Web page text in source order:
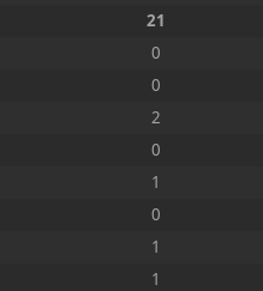
21
0
0
2
0
1
0
1
1